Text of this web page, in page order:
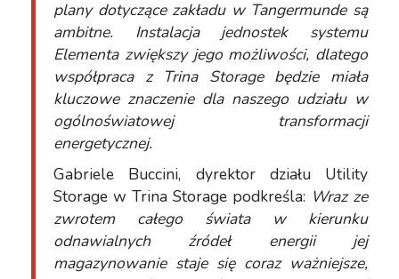
plany dotyczące zakładu w Tangermunde są
ambitne. Instalacja jednostek systemu
Elementa zwiększy jego możliwości, dlatego
współpraca z Trina Storage będzie miała
kluczowe znaczenie dla naszego udziału w
ogólnoświatowej transformacji
energetycznej.
Gabriele Buccini, dyrektor działu Utility
Storage w Trina Storage podkreśla: Wraz ze
zwrotem całego świata w kierunku
odnawialnych źródeł energii jej
magazynowanie staje się coraz ważniejsze,